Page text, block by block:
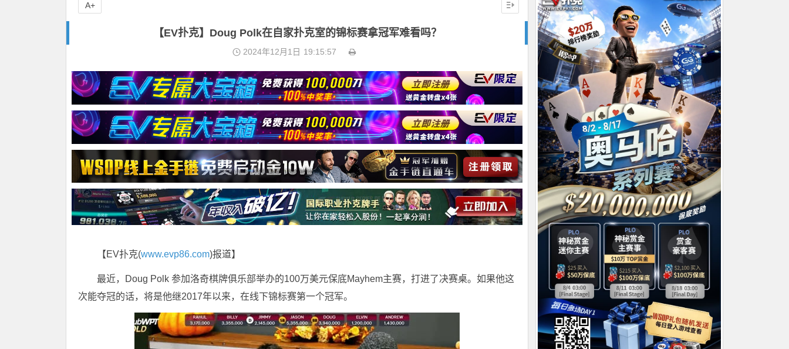
【EV扑克】Doug Polk在自家扑克室的锦标赛拿冠军难看吗？
2024年12月1日 19:15:57
【EV扑克(www.evp86.com)报道】
最近，Doug Polk 参加洛奇棋牌俱乐部举办的100万美元保底Mayhem主赛，打进了决赛桌。如果他这
次能夺冠的话，将是他继2017年以来，在线下锦标赛第一个冠军。
A+